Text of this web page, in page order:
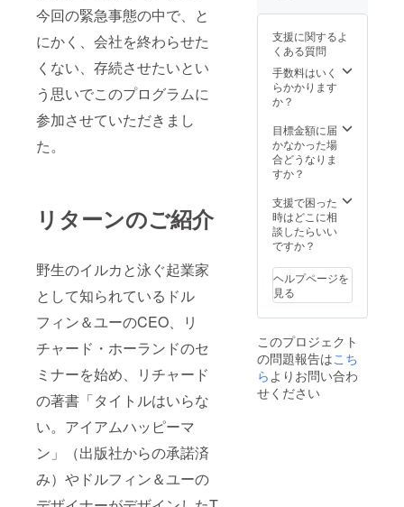
今回の緊急事態の中で、と
にかく、会社を終わらせた
くない、存続させたいとい
う思いでこのプログラムに
参加させていただきまし
た。
リターンのご紹介
野生のイルカと泳ぐ起業家
として知られているドル
フィン＆ユーのCEO、リ
チャード・ホーランドのセ
ミナーを始め、リチャード
の著書「タイトルはいらな
い。アイアムハッピーマ
ン」（出版社からの承諾済
み）やドルフィン＆ユーの
外、波
乱万丈
な人生
から学
んでき
た幸せ
伝授致
しま
す。 セ
は以下
の2日間
です。
ご希望
考欄に
お書き
くださ
い。 11
（日）
10時〜
11時30
分 11月
29日
下の6種
す。 男
性用 L
サイズ
男性用
Mサイ
用 Sサ
イズ 女
性用 L
サイズ
Mサイ
ズ 女性
用 Sサ
イズ ＊
ンで撮
影した
ハワイ
の映像
＊ハワ
イで野
生のイ
ルカと
泳ぐ起
支援に関するよ
くある質問
手数料はいく
らかかります
か？
目標金額に届
かなかった場
合どうなりま
すか？
支援で困った
時はどこに相
談したらいい
ですか？
ヘルプページを
見る
このプロジェクト
の問題報告はこち
ら よりお問い合わ
せください